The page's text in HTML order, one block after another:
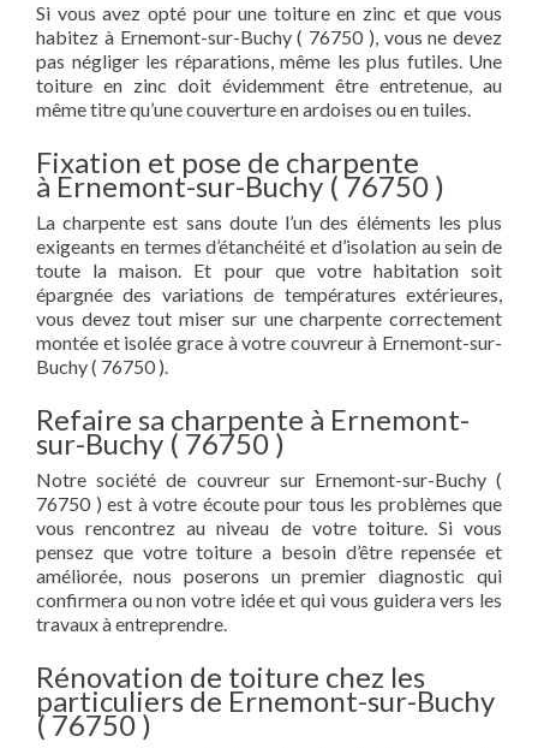
Si vous avez opté pour une toiture en zinc et que vous
habitez à Ernemont-sur-Buchy ( 76750 ), vous ne devez
pas négliger les réparations, même les plus futiles. Une
toiture en zinc doit évidemment être entretenue, au
même titre qu’une couverture en ardoises ou en tuiles.
Fixation et pose de charpente
à Ernemont-sur-Buchy ( 76750 )
La charpente est sans doute l’un des éléments les plus
exigeants en termes d’étanchéité et d’isolation au sein de
toute la maison. Et pour que votre habitation soit
épargnée des variations de températures extérieures,
vous devez tout miser sur une charpente correctement
montée et isolée grace à votre couvreur à Ernemont-sur-
Buchy ( 76750 ).
Refaire sa charpente à Ernemont-
sur-Buchy ( 76750 )
Notre société de couvreur sur Ernemont-sur-Buchy (
76750 ) est à votre écoute pour tous les problèmes que
vous rencontrez au niveau de votre toiture. Si vous
pensez que votre toiture a besoin d’être repensée et
améliorée, nous poserons un premier diagnostic qui
confirmera ou non votre idée et qui vous guidera vers les
travaux à entreprendre.
Rénovation de toiture chez les
particuliers de Ernemont-sur-Buchy
( 76750 )